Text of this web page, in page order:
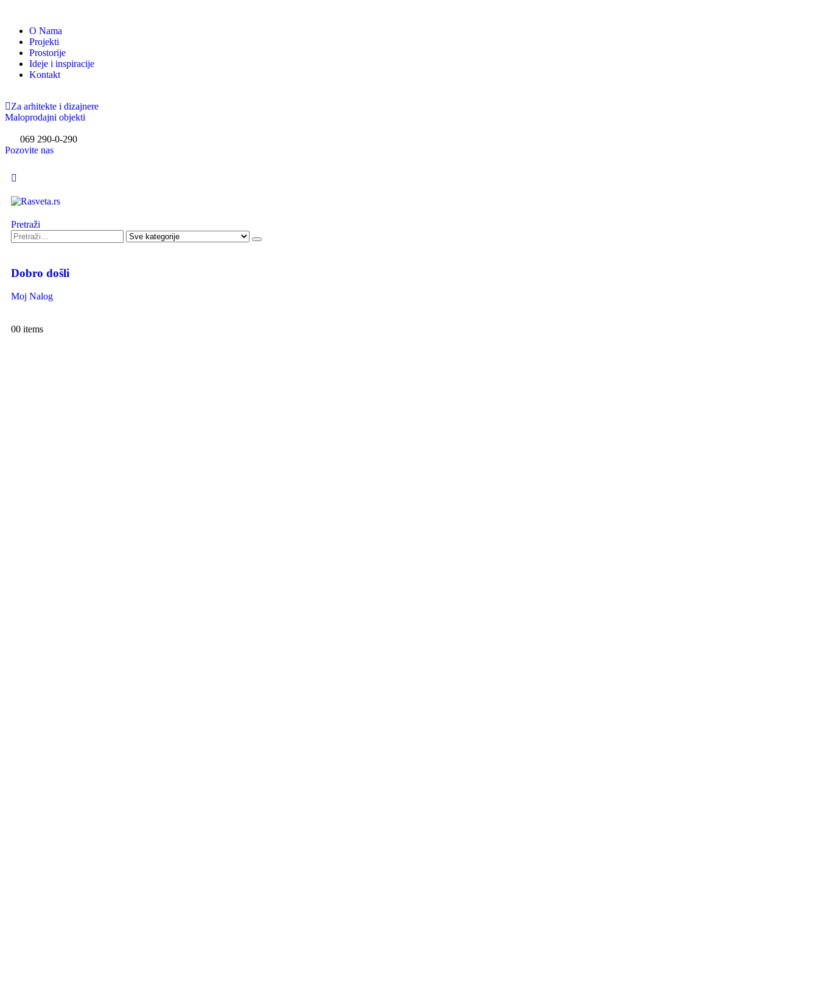
O Nama
Projekti
Prostorije
Ideje i inspiracije
Kontakt
Za arhitekte i dizajnere
Maloprodajni objekti
069 290-0-290
Pozovite nas
Pretraži
Dobro došli
Moj Nalog
00 items